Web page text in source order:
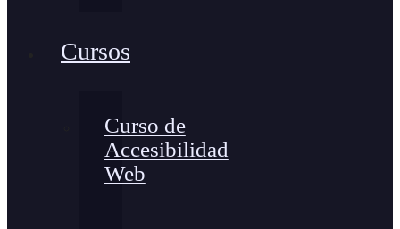
Cursos
Curso de
Accesibilidad
Web